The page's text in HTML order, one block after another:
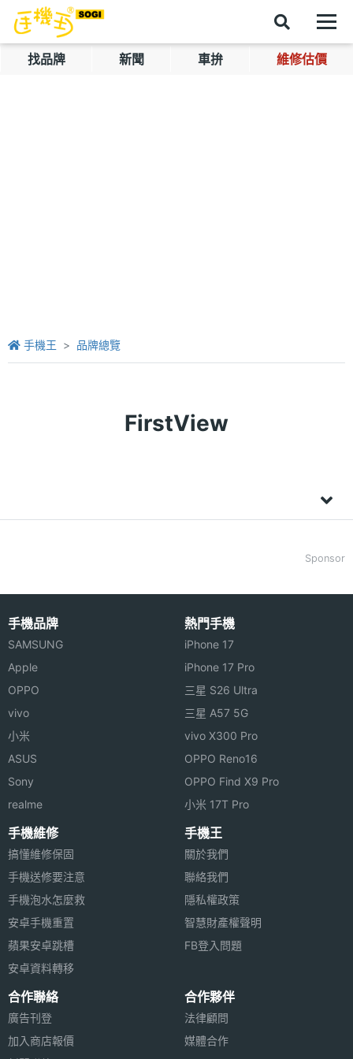
找品牌 新聞 車拚 維修估價
手機王 品牌總覽
FirstView
Sponsor
手機品牌
SAMSUNG
Apple
OPPO
vivo
小米
ASUS
Sony
realme
熱門手機
iPhone 17
iPhone 17 Pro
三星 S26 Ultra
三星 A57 5G
vivo X300 Pro
OPPO Reno16
OPPO Find X9 Pro
小米 17T Pro
手機維修
搞懂維修保固
手機送修要注意
手機泡水怎麼救
安卓手機重置
蘋果安卓跳槽
安卓資料轉移
手機王
關於我們
聯絡我們
隱私權政策
智慧財產權聲明
FB登入問題
合作聯絡
廣告刊登
加入商店報價
合作夥伴
法律顧問
媒體合作